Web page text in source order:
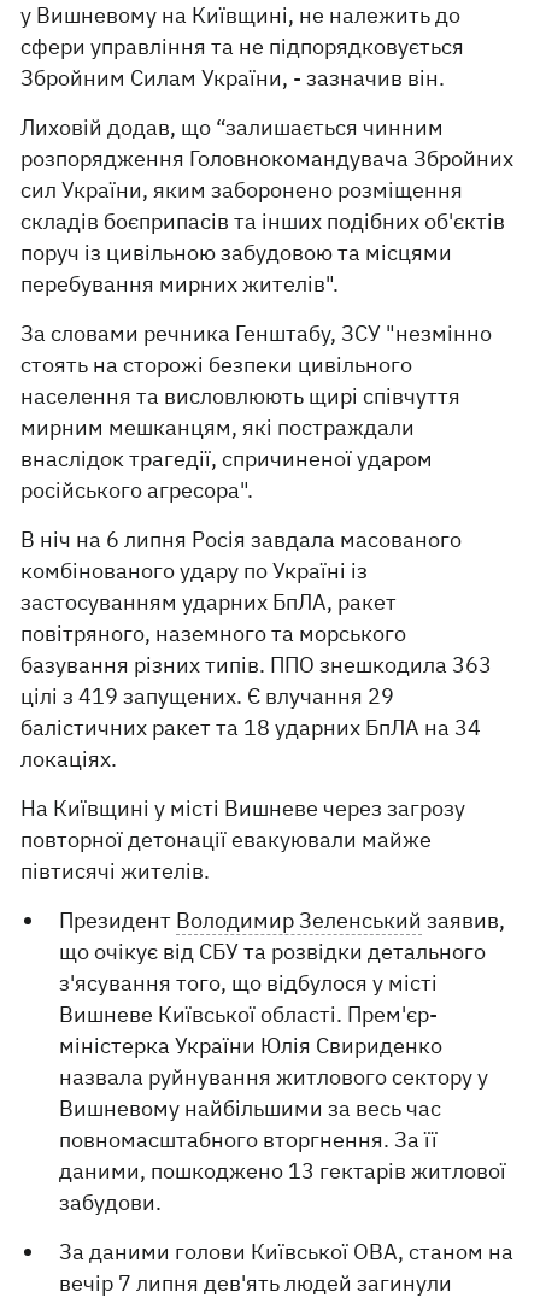
у Вишневому на Київщині, не належить до
сфери управління та не підпорядковується
Збройним Силам України, - зазначив він.
Лиховій додав, що “залишається чинним
розпорядження Головнокомандувача Збройних
сил України, яким заборонено розміщення
складів боєприпасів та інших подібних об'єктів
поруч із цивільною забудовою та місцями
перебування мирних жителів".
За словами речника Генштабу, ЗСУ "незмінно
стоять на сторожі безпеки цивільного
населення та висловлюють щирі співчуття
мирним мешканцям, які постраждали
внаслідок трагедії, спричиненої ударом
російського агресора".
В ніч на 6 липня Росія завдала масованого
комбінованого удару по Україні із
застосуванням ударних БпЛА, ракет
повітряного, наземного та морського
базування різних типів. ППО знешкодила 363
цілі з 419 запущених. Є влучання 29
балістичних ракет та 18 ударних БпЛА на 34
локаціях.
На Київщині у місті Вишневе через загрозу
повторної детонації евакуювали майже
півтисячі жителів.
Президент Володимир Зеленський заявив,
що очікує від СБУ та розвідки детального
з'ясування того, що відбулося у місті
Вишневе Київської області. Прем'єр-
міністерка України Юлія Свириденко
назвала руйнування житлового сектору у
Вишневому найбільшими за весь час
повномасштабного вторгнення. За її
даними, пошкоджено 13 гектарів житлової
забудови.
За даними голови Київської ОВА, станом на
вечір 7 липня дев'ять людей загинули